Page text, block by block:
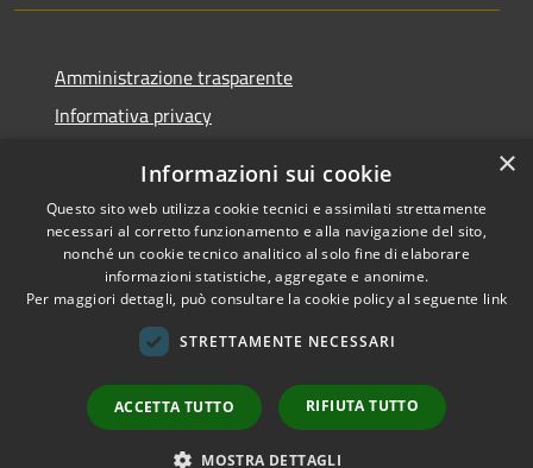
Amministrazione trasparente
Informativa privacy
Dichiarazione di accessibilità
RSS
Mappa del sito
Copyright © 2026 • Comune di
Sant'Arsenio • Powered by
redazione
×
Informazioni sui cookie
Questo sito web utilizza cookie tecnici e assimilati strettamente
necessari al corretto funzionamento e alla navigazione del sito,
nonché un cookie tecnico analitico al solo fine di elaborare
informazioni statistiche, aggregate e anonime.
Per maggiori dettagli, può consultare la cookie policy al seguente link
STRETTAMENTE NECESSARI
ACCETTA TUTTO RIFIUTA TUTTO
MOSTRA DETTAGLI